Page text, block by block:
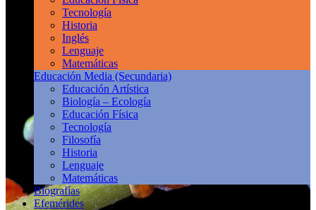
Tecnología
Historia
Inglés
Lenguaje
Matemáticas
Educación Media (Secundaria)
Educación Artística
Biología – Ecología
Educación Física
Tecnología
Filosofía
Historia
Lenguaje
Matemáticas
Biografías
Efemérides